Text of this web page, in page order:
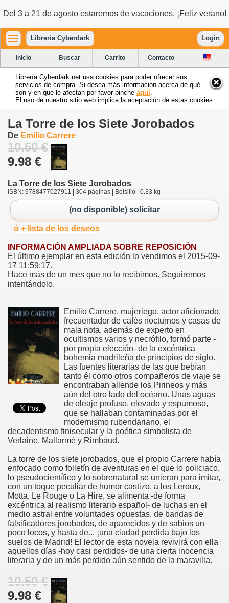
Del 3 a 21 de agosto estaremos de vacaciones. ¡Feliz verano!
Librería Cyberdark Login
Inicio Buscar Carrito Contacto
Librería Cyberdark.net usa cookies para poder ofrecer sus
servicios de compra. Si desea más información acerca de qué
son y en qué le afectan por favor pinche aquí
El uso de nuestro sitio web implica la aceptación de estas cookies.
La Torre de los Siete Jorobados
De Emilio Carrere
10.50 €
9.98 €
La Torre de los Siete Jorobados
ISBN: 9788477027911 | 304 páginas | Bolsillo | 0.33 kg
(no disponible) solicitar
ó + lista de los deseos
INFORMACIÓN AMPLIADA SOBRE REPOSICIÓN
El último ejemplar en esta edición lo vendimos el 2015-09-
17 11:59:17.
Hace más de un mes que no lo recibimos. Seguiremos
intentándolo.
Emilio Carrere, mujeriego, actor aficionado,
frecuentador de cafés nocturnos y casas de
mala nota, además de experto en
ocultismos varios y necrófilo, formó parte -
por propia elección- de la excéntrica
bohemia madrileña de principios de siglo.
Las fuentes literarias de las que bebían
tanto él como otros compañeros de viaje se
encontraban allende los Pirineos y más
aún del otro lado del océano. Unas aguas
de oleaje profuso, elevado y espumoso,
que se hallaban contaminadas por el
modernismo rubendariano, el
decadentismo finisecular y la poética simbolista de
Verlaine, Mallarmé y Rimbaud.
La torre de los siete jorobados, que el propio Carrere había
enfocado como folletín de aventuras en el que lo policiaco,
lo pseudocientífico y lo sobrenatural se unieran para imitar,
con un toque peculiar de humor castizo, a los Leroux,
Motta, Le Rouge o La Hire, se alimenta -de forma
excéntrica al realismo literario español- de luchas en el
medio astral entre voluntades opuestas, de bandas de
falsificadores jorobados, de aparecidos y de sabios un
poco locos, y hasta de... ¡una ciudad perdida bajo los
suelos de Madrid! El lector de esta novela revivirá con ella
aquellos días -hoy casi perdidos- de una cierta inocencia
literaria y de un más perdido aún sentido de la maravilla.
10.50 €
9.98 €